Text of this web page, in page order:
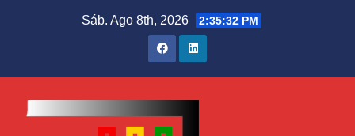
Sáb. Ago 8th, 2026 2:35:33 PM